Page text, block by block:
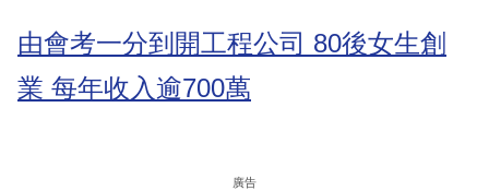
由會考一分到開工程公司 80後女生創
業 每年收入逾700萬
廣告